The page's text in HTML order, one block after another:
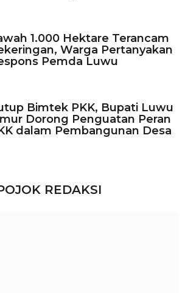
1.000 Hektare Terancam
Warga Pertanyakan
Pemda Luwu
Bimtek PKK, Bupati Luwu
Dorong Penguatan Peran
dalam Pembangunan Desa
REDAKSI